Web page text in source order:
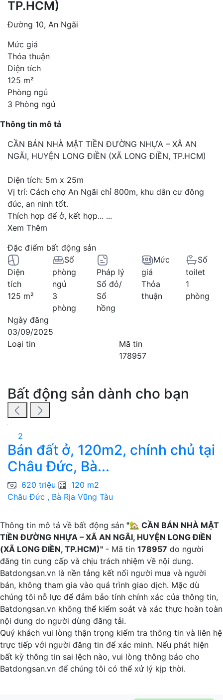
TP.HCM)
Đường 10, An Ngãi
Mức giá
Thỏa thuận
Diện tích
125 m²
Phòng ngủ
3 Phòng ngủ
Thông tin mô tả
CẦN BÁN NHÀ MẶT TIỀN ĐƯỜNG NHỰA – XÃ AN
NGÃI, HUYỆN LONG ĐIỀN (XÃ LONG ĐIỀN, TP.HCM)
Diện tích: 5m x 25m
Vị trí: Cách chợ An Ngãi chỉ 800m, khu dân cư đông
đúc, an ninh tốt.
Thích hợp để ở, kết hợp... ...
Xem Thêm
Đặc điểm bất động sản
Diện
tích
125 m²
Số
phòng
ngủ
3
phòng
Pháp lý
Sổ đỏ/
Sổ
hồng
Mức
giá
Thỏa
thuận
Số
toilet
1
phòng
Ngày đăng
03/09/2025
Loại tin
Mã tin
178957
Bất động sản dành cho bạn
2
Bán đất ở, 120m2, chính chủ tại
Châu Đức, Bà...
620 triệu
120 m2
Châu Đức , Bà Rịa Vũng Tàu
Thông tin mô tả về bất động sản "🏡 CẦN BÁN NHÀ MẶT
TIỀN ĐƯỜNG NHỰA – XÃ AN NGÃI, HUYỆN LONG ĐIỀN
(XÃ LONG ĐIỀN, TP.HCM)" - Mã tin 178957 do người
đăng tin cung cấp và chịu trách nhiệm về nội dung.
Batdongsan.vn là nền tảng kết nối người mua và người
bán, không tham gia vào quá trình giao dịch. Mặc dù
chúng tôi nỗ lực để đảm bảo tính chính xác của thông tin,
Batdongsan.vn không thể kiểm soát và xác thực hoàn toàn
nội dung do người dùng đăng tải.
Quý khách vui lòng thận trọng kiểm tra thông tin và liên hệ
trực tiếp với người đăng tin để xác minh. Nếu phát hiện
bất kỳ thông tin sai lệch nào, vui lòng thông báo cho
Batdongsan.vn để chúng tôi có thể xử lý kịp thời.